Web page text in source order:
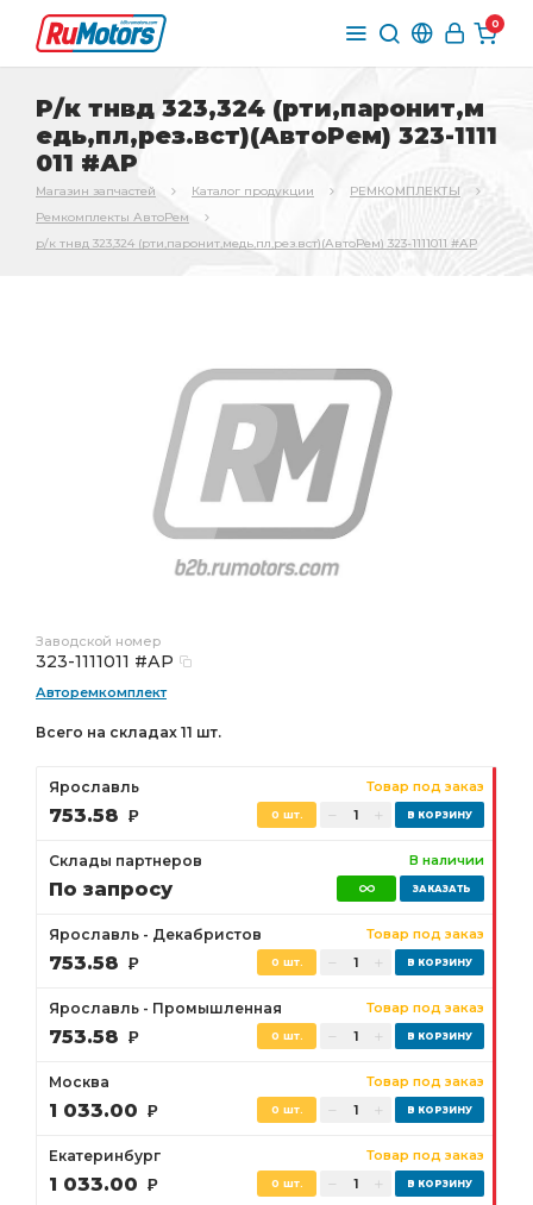
0
Р/к тнвд 323,324 (рти,паронит,м
едь,пл,рез.вст)(АвтоРем) 323-1111
011 #АР
Магазин запчастей Каталог продукции
РЕМКОМПЛЕКТЫ
Ремкомплекты АвтоРем
р/к тнвд 323,324 (рти,паронит,медь,пл,рез.вст)(АвтоРем) 323-1111011 #АР
Заводской номер
323-1111011 #АР
Авторемкомплект
Всего на складах 11 шт.
Ярославль Товар под заказ
753.58 Р 0 шт.
Склады партнеров В наличии
По запросу
Ярославль - Декабристов Товар под заказ
753.58 Р 0 шт.
Ярославль - Промышленная Товар под заказ
753.58 Р 0 шт.
Москва Товар под заказ
1 033.00 Р 0 шт.
Екатеринбург Товар под заказ
1 033.00 Р 0 шт.